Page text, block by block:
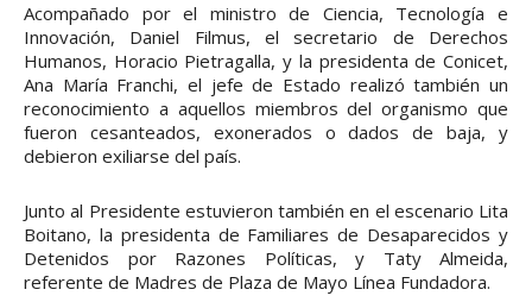
Acompañado por el ministro de Ciencia, Tecnología e
Innovación, Daniel Filmus, el secretario de Derechos
Humanos, Horacio Pietragalla, y la presidenta de Conicet,
Ana María Franchi, el jefe de Estado realizó también un
reconocimiento a aquellos miembros del organismo que
fueron cesanteados, exonerados o dados de baja, y
debieron exiliarse del país.
Junto al Presidente estuvieron también en el escenario Lita
Boitano, la presidenta de Familiares de Desaparecidos y
Detenidos por Razones Políticas, y Taty Almeida,
referente de Madres de Plaza de Mayo Línea Fundadora.